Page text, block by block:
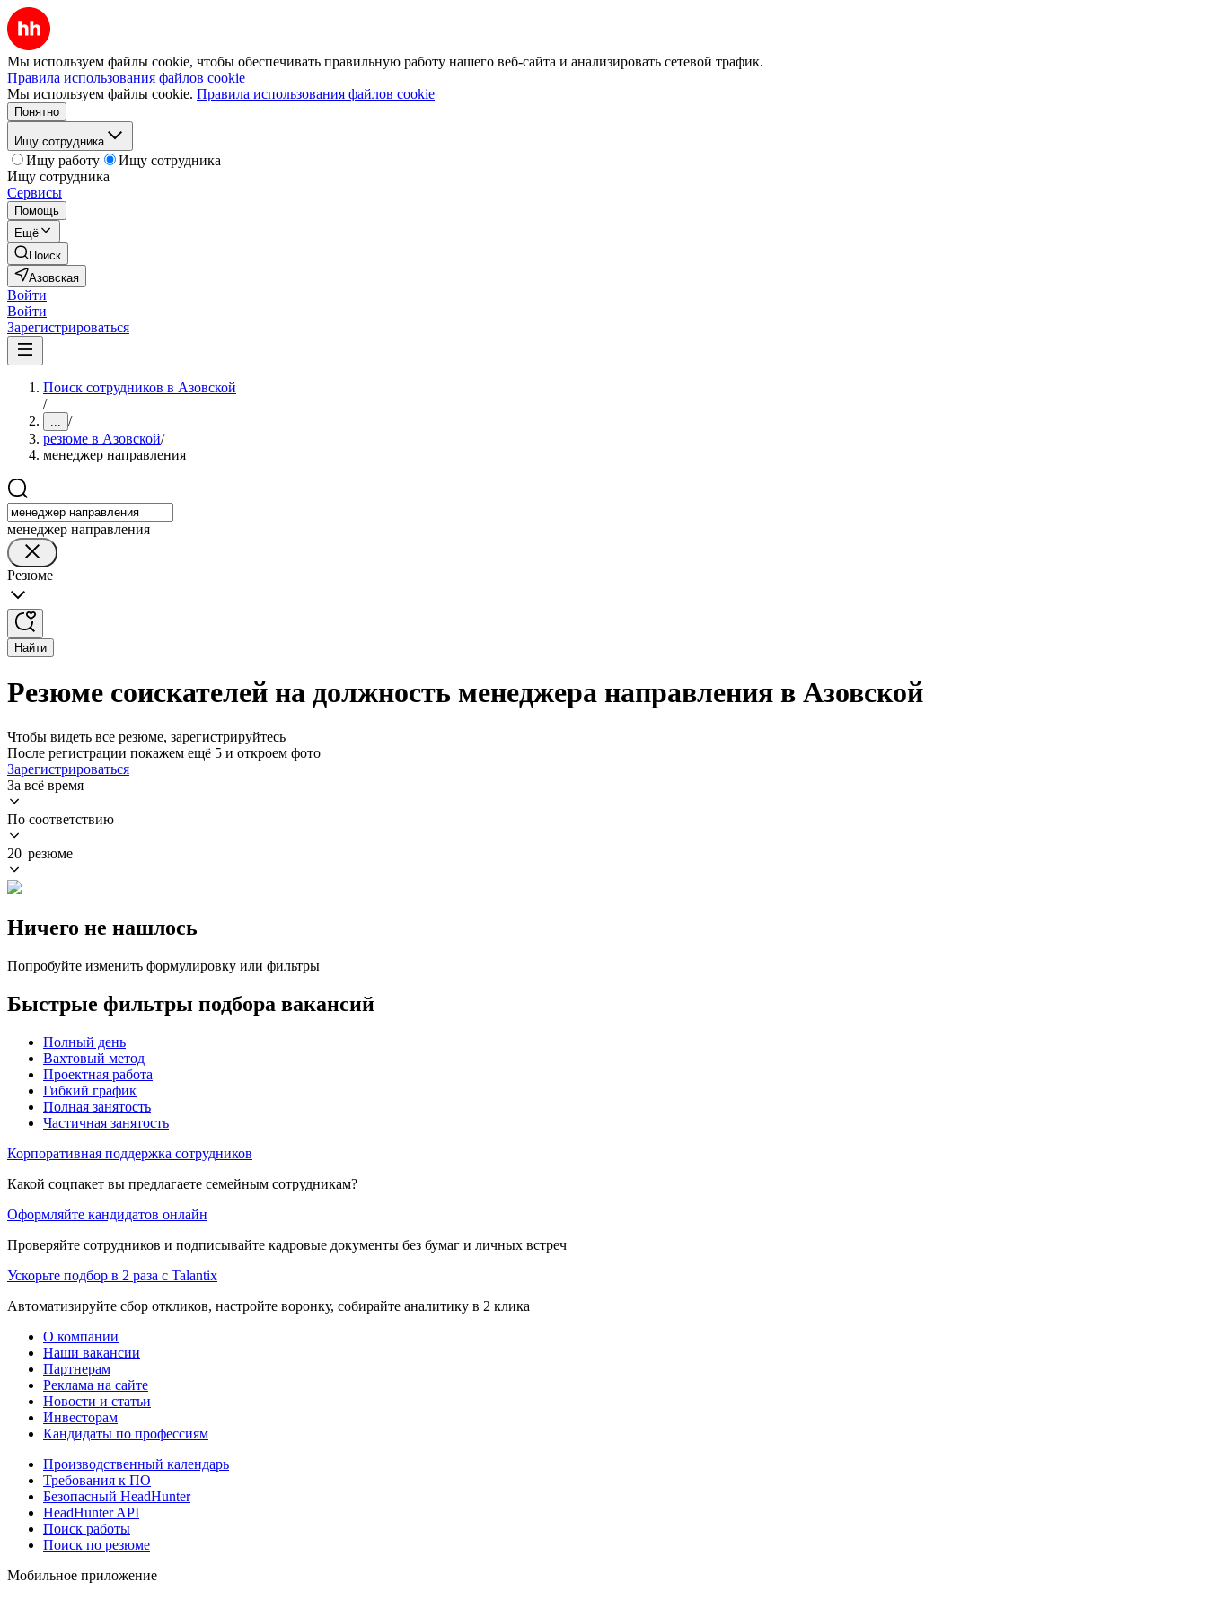
Мы используем файлы cookie, чтобы обеспечивать правильную работу нашего веб-сайта и анализировать сетевой трафик.
Правила использования файлов cookie
Мы используем файлы cookie. Правила использования файлов cookie
Понятно
Ищу сотрудника
Ищу работу
Ищу сотрудника
Ищу сотрудника
Сервисы
Помощь
Ещё
Поиск
Азовская
Войти
Войти
Зарегистрироваться
Поиск сотрудников в Азовской
/
... /
резюме в Азовской/
менеджер направления
менеджер направления
Резюме
Найти
Резюме соискателей на должность менеджера направления в Азовской
Чтобы видеть все резюме, зарегистрируйтесь
После регистрации покажем ещё 5 и откроем фото
Зарегистрироваться
За всё время
По соответствию
20 резюме
Ничего не нашлось
Попробуйте изменить формулировку или фильтры
Быстрые фильтры подбора вакансий
Полный день
Вахтовый метод
Проектная работа
Гибкий график
Полная занятость
Частичная занятость
Корпоративная поддержка сотрудников
Какой соцпакет вы предлагаете семейным сотрудникам?
Оформляйте кандидатов онлайн
Проверяйте сотрудников и подписывайте кадровые документы без бумаг и личных встреч
Ускорьте подбор в 2 раза с Talantix
Автоматизируйте сбор откликов, настройте воронку, собирайте аналитику в 2 клика
О компании
Наши вакансии
Партнерам
Реклама на сайте
Новости и статьи
Инвесторам
Кандидаты по профессиям
Производственный календарь
Требования к ПО
Безопасный HeadHunter
HeadHunter API
Поиск работы
Поиск по резюме
Мобильное приложение